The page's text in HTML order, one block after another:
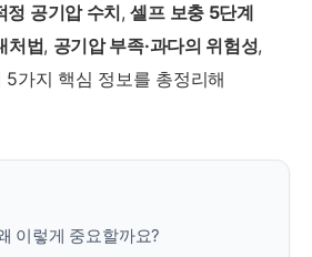
정 공기압 수치,셀프 보충 5단계
처법, 공기압 부족·과다의 위험성,
5가지 핵심 정보를 총정리해
이렇게 중요할까요?